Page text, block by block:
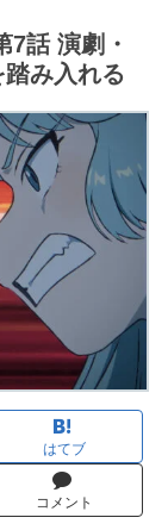
7話 演劇・
み入れる
はてブ
コメント